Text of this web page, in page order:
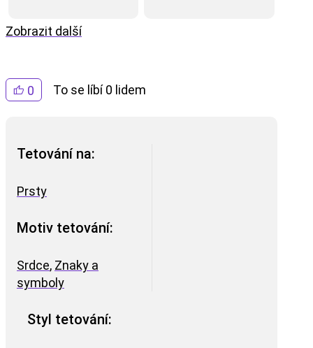
0 To se líbí 0 lidem
Tetování na:
Prsty
Motiv tetování:
Srdce, Znaky a
symboly
Styl tetování:
Zobrazit další